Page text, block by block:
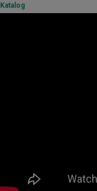
Katalog